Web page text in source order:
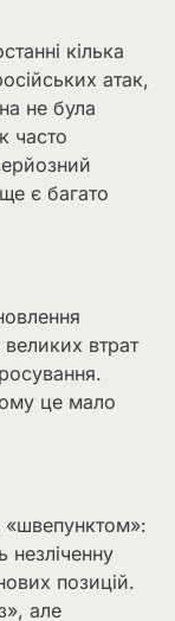
кілька
атак,
не була
часто
є багато
великих втрат
це мало
незліченну
позицій.
але